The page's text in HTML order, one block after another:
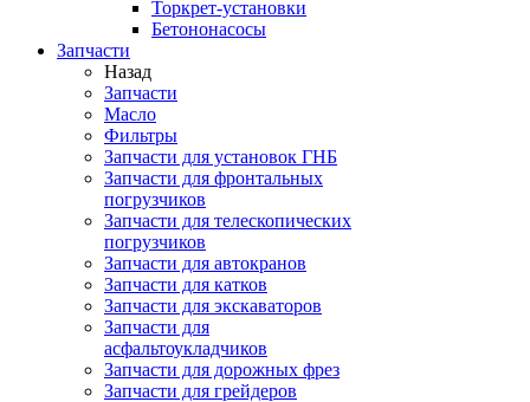
Торкрет-установки
Бетононасосы
Запчасти
Назад
Запчасти
Масло
Фильтры
Запчасти для установок ГНБ
Запчасти для фронтальных
погрузчиков
Запчасти для телескопических
погрузчиков
Запчасти для автокранов
Запчасти для катков
Запчасти для экскаваторов
Запчасти для
асфальтоукладчиков
Запчасти для дорожных фрез
Запчасти для грейдеров